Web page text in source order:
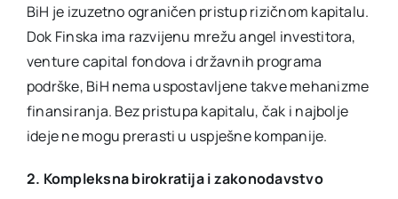
BiH je izuzetno ograničen pristup rizičnom kapitalu.
Dok Finska ima razvijenu mrežu angel investitora,
venture capital fondova i državnih programa
podrške, BiH nema uspostavljene takve mehanizme
finansiranja. Bez pristupa kapitalu, čak i najbolje
ideje ne mogu prerasti u uspješne kompanije.
2. Kompleksna birokratija i zakonodavstvo